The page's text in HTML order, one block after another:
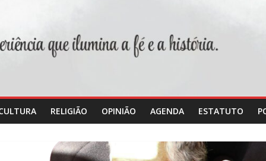
RELIGIÃO OPINIÃO AGENDA ESTATUTO